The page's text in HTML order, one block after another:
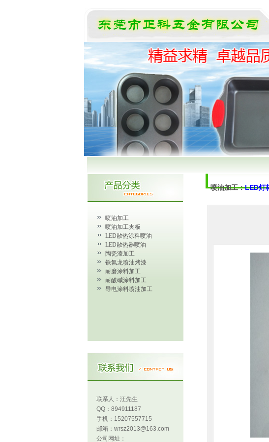
喷油加工：LED灯
联系人：汪先生
QQ：894911187
手机：15207557715
邮箱：wrsz2013@163.com
公司网址：
喷油加工
喷油加工夹板
LED散热涂料喷油
LED散热器喷油
陶瓷漆加工
铁氟龙喷油烤漆
耐磨涂料加工
耐酸碱涂料加工
导电涂料喷油加工